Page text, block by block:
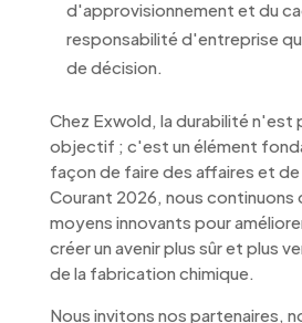
d'approvisionnement et du
responsabilité d'entreprise
de décision.
Chez Exwold, la durabilité n'est
objectif ; c'est un élément
façon de faire des affaires et
Courant 2026, nous continuons
moyens innovants pour
créer un avenir plus sûr et plus
de la fabrication chimique.
Nous invitons nos partenaires,